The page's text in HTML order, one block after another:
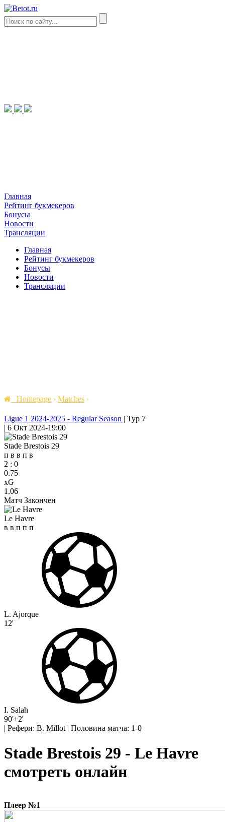
Главная
Рейтинг букмекеров
Бонусы
Новости
Трансляции
Главная
Рейтинг букмекеров
Бонусы
Новости
Трансляции
Homepage › Matches ›
Ligue 1 2024-2025 - Regular Season | Тур 7
| 6 Окт 2024-19:00
Stade Brestois 29
п в в п в
2 : 0
0.75
xG
1.06
Матч Закончен
Le Havre
в в п п п
L. Ajorque
12'
I. Salah
90'+2'
| Рефери: B. Millot | Половина матча: 1-0
Stade Brestois 29 - Le Havre
смотреть онлайн
Плеер №1